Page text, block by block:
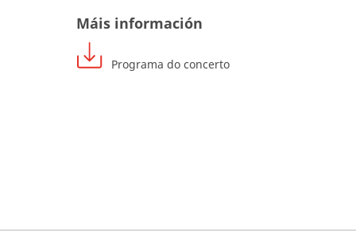
Máis información
Programa do concerto